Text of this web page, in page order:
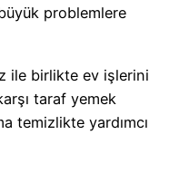
problemlere
ile birlikte ev işlerini
taraf yemek
temizlikte yardımcı